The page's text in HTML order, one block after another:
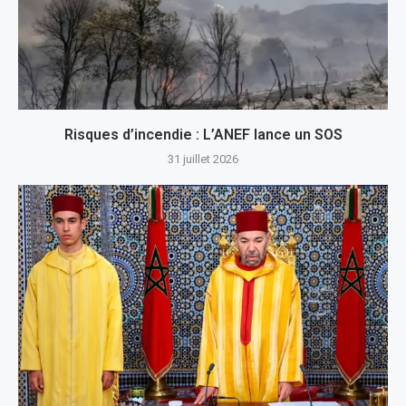
Risques d’incendie : L’ANEF lance un SOS
31 juillet 2026